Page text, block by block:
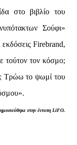
στο βιβλίο του
Σούφι»
Firebrand,
τούτον τον κόσμο;
Τρώω το ψωμί του
στην έντυπη LiFO.